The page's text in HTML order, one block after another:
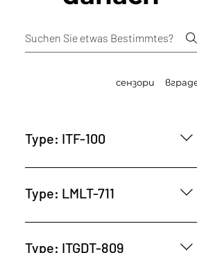
сензори вграден
Type: ITF-100
Type: LMLT-711
Type: ITGDT-809